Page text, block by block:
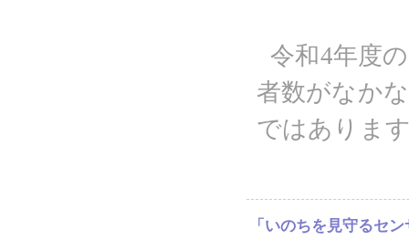
令和4年度
者数がなか
ではありま
「いのちを見守るセ